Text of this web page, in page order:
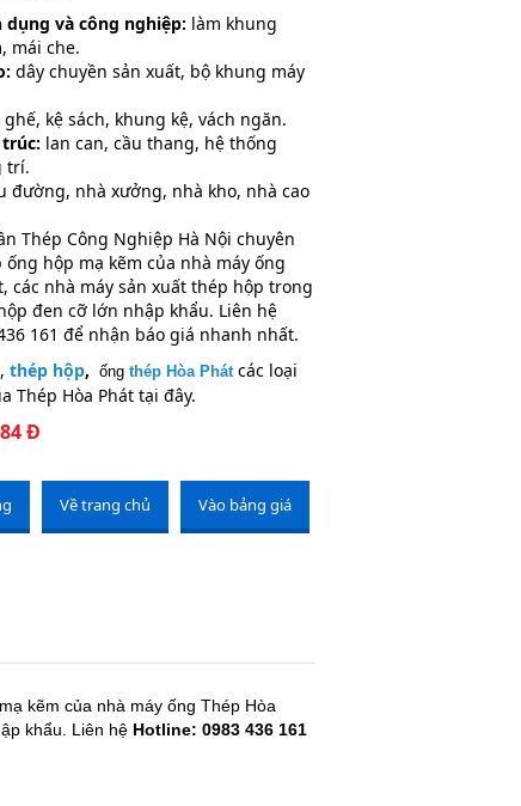
dụng và công nghiệp: làm khung
mái che.
dây chuyền sản xuất, bộ khung máy
ghế, kệ sách, khung kệ, vách ngăn.
lan can, cầu thang, hệ thống
trí.
đường, nhà xưởng, nhà kho, nhà cao
Thép Công Nghiệp Hà Nội chuyên
hộp mạ kẽm của nhà máy ống
các nhà máy sản xuất thép hộp trong
đen cỡ lớn nhập khẩu. Liên hệ
161 để nhận báo giá nhanh nhất.
thép hộp, ống thép Hòa Phát các loại
Thép Hòa Phát tại đây.
Đ
Về trang chủ Vào bảng giá
kẽm của nhà máy ống Thép Hòa
khẩu. Liên hệ Hotline: 0983 436 161